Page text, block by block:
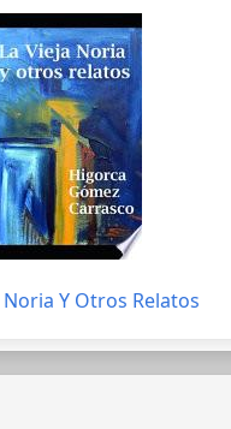
Noria Y Otros Relatos